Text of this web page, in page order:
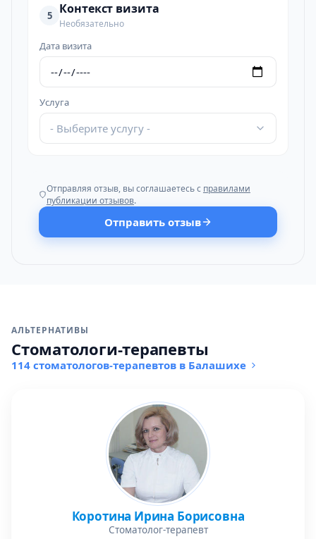
5 Контекст визита
Необязательно
Дата визита
Услуга
- Выберите услугу -
Отправляя отзыв, вы соглашаетесь с правилами
публикации отзывов.
Отправить отзыв
АЛЬТЕРНАТИВЫ
Стоматологи-терапевты
114 стоматологов-терапевтов в Балашихе
Коротина Ирина Борисовна
Стоматолог-терапевт